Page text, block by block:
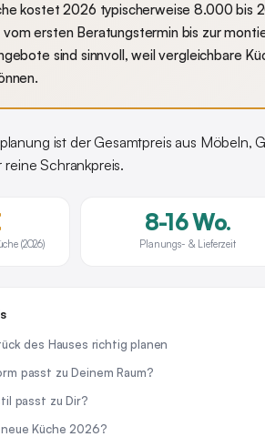
kostet 2026 typischerweise 8.000 bis
ersten Beratungstermin bis zur
sind sinnvoll, weil vergleichbare
ist der Gesamtpreis aus Möbeln,
Schrankpreis.
(2026)
8-16 Wo.
Planungs- & Lieferzeit
des Hauses richtig planen
passt zu Deinem Raum?
passt zu Dir?
Küche 2026?